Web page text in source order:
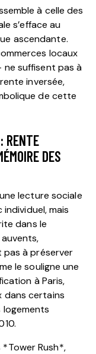
à celle des
s’efface au
ascendante.
locaux
suffisent pas à
inversée,
de cette
RENTE
DES
lecture sociale
individuel, mais
dans le
à préserver
le souligne une
à Paris,
dans certains
Rush*,